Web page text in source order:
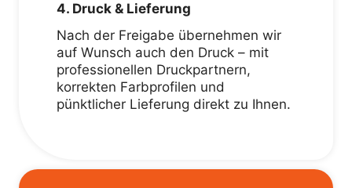
4. Druck & Lieferung
Nach der Freigabe übernehmen wir
auf Wunsch auch den Druck – mit
professionellen Druckpartnern,
korrekten Farbprofilen und
pünktlicher Lieferung direkt zu Ihnen.